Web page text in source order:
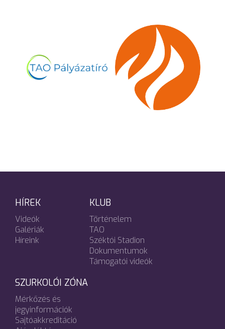
HÍREK
Videók
Galériák
Híreink
KLUB
Történelem
TAO
Széktói Stadion
Dokumentumok
Támogatói videók
SZURKOLÓI ZÓNA
Mérkőzés és
jegyinformációk
Sajtóakkreditáció